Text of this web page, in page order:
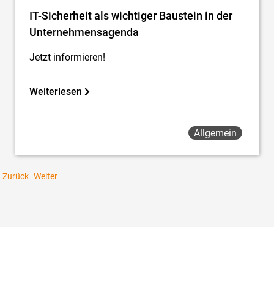
IT-Sicherheit als wichtiger Baustein in der
Unternehmensagenda
Jetzt informieren!
Weiterlesen
Allgemein
Zurück Weiter